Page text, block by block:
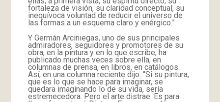
fortaleza de visión, su claridad conceptual, su
inequívoca voluntad de reducir el universo de
las formas a un esquema claro y enérgico.”
Y Germán Arciniegas, uno de sus principales
admiradores, seguidores y promotores de su
obra, en la pintura y en lo que escribe, ha
publicado muchas veces sobre ella, en
columnas de prensa, en libros, en catálogos.
Así, en una columna reciente dijo: “Si su pintura,
que es lo que se hace para imaginar, se
quedara imaginando lo de su vida, sería
estremecedora. Pero el arte distrae. Es para